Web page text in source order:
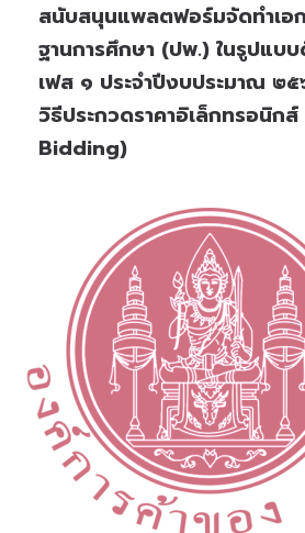
สนับสนุนแพลตฟอร์มจัดทำเอ
ฐานการศึกษา (ปพ.) ในรูปแบ
เฟส ๑ ประจำปีงบประมาณ ๒
วิธีประกวดราคาอิเล็กทรอนิก
Bidding)